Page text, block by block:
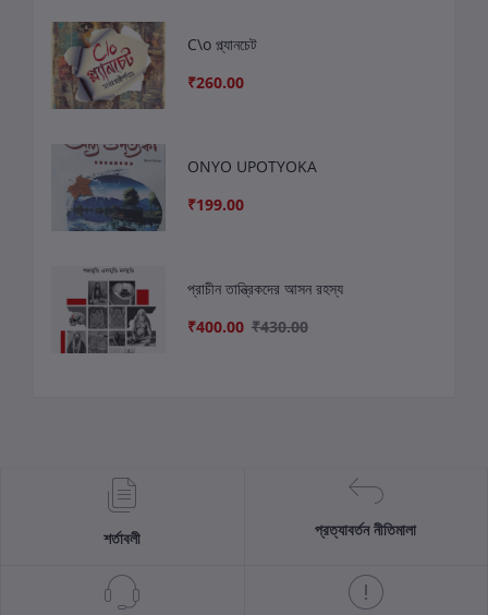
C\o প্ল্যানচেট
₹260.00
ONYO UPOTYOKA
₹199.00
প্রাচীন তান্ত্রিকদের আসন রহস্য
₹400.00 ₹430.00
শর্তাবলী প্রত্যাবর্তন নীতিমালা